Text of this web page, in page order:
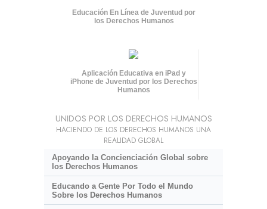
Educación En Línea de Juventud por
los Derechos Humanos
Aplicación Educativa en iPad y
iPhone de Juventud por los Derechos
Humanos
UNIDOS POR LOS DERECHOS HUMANOS
HACIENDO DE LOS DERECHOS HUMANOS UNA
REALIDAD GLOBAL
Apoyando la Concienciación Global sobre
los Derechos Humanos
Educando a Gente Por Todo el Mundo
Sobre los Derechos Humanos